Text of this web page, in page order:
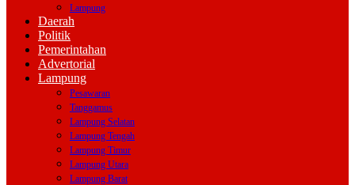
Lampung
Daerah
Politik
Pemerintahan
Advertorial
Lampung
Pesawaran
Tanggamus
Lampung Selatan
Lampung Tengah
Lampung Timur
Lampung Utara
Lampung Barat